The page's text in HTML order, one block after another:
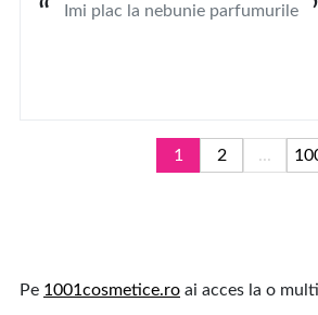
Imi plac la nebunie parfumurile
1 2 ...
Pe 1001cosmetice.ro ai acces la o